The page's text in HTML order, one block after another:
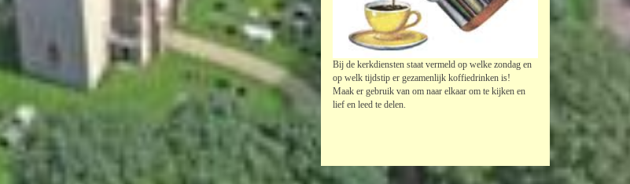
Bij de kerkdiensten staat vermeld op welke zondag en
op welk tijdstip er gezamenlijk koffiedrinken is!
Maak er gebruik van om naar elkaar om te kijken en
lief en leed te delen.